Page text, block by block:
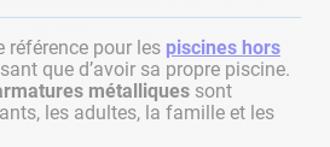
référence pour les piscines hors
que d’avoir sa propre piscine.
métalliques sont
les adultes, la famille et les